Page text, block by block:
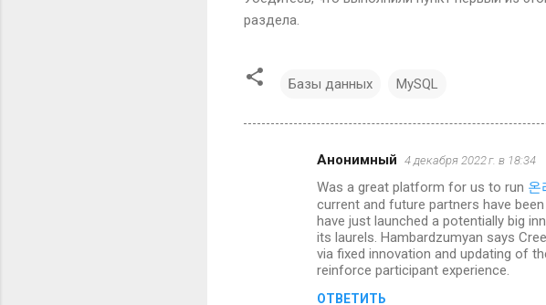
раздела.
Базы данных MySQL
Анонимный 4 декабря 2022 г. в 18:34
Was a great platform for us to run 온
current and future partners have
have just launched a potentially big
its laurels. Hambardzumyan says
via fixed innovation and updating of
reinforce participant experience.
ОТВЕТИТЬ